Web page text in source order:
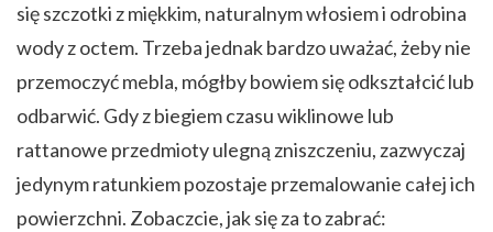
się szczotki z miękkim, naturalnym włosiem i odrobina
wody z octem. Trzeba jednak bardzo uważać, żeby nie
przemoczyć mebla, mógłby bowiem się odkształcić lub
odbarwić. Gdy z biegiem czasu wiklinowe lub
rattanowe przedmioty ulegną zniszczeniu, zazwyczaj
jedynym ratunkiem pozostaje przemalowanie całej ich
powierzchni. Zobaczcie, jak się za to zabrać: